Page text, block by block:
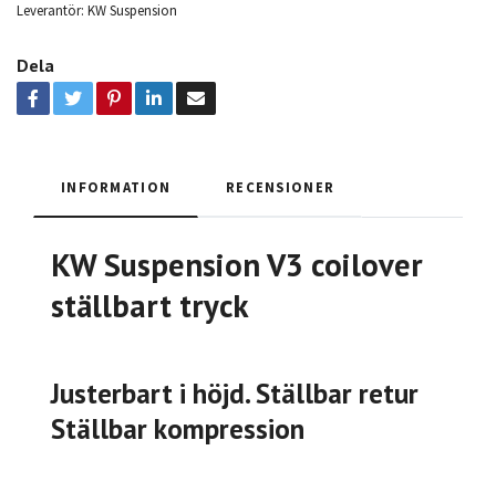
Leverantör: KW Suspension
Dela
INFORMATION RECENSIONER
KW Suspension V3 coilover
ställbart tryck
Justerbart i höjd. Ställbar retur
Ställbar kompression